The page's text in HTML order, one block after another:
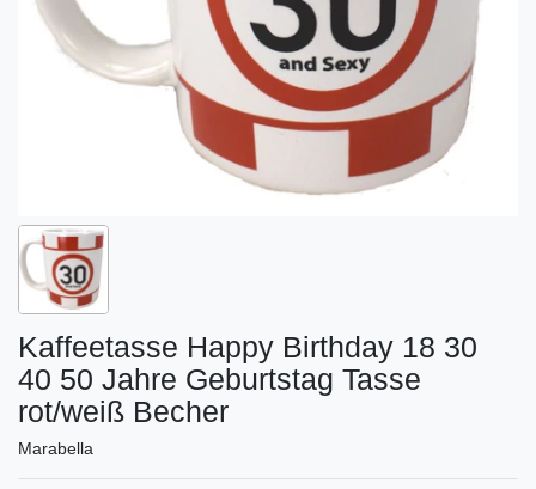
Kaffeetasse Happy Birthday 18 30
40 50 Jahre Geburtstag Tasse
rot/weiß Becher
Marabella